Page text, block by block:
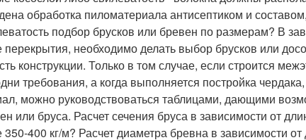
обработка пиломатериала антисептиком и
подбор брусков или бревен по размерам? В
необходимо делать выбор брусков или
конструкции. Только в том случае, если строится
требования, а когда выполняется постройка
можно руководствоваться таблицами, дающими
или бруса. Расчет сечения бруса в зависимости от
350-400 кг/м? Расчет диаметра бревна в зависимости